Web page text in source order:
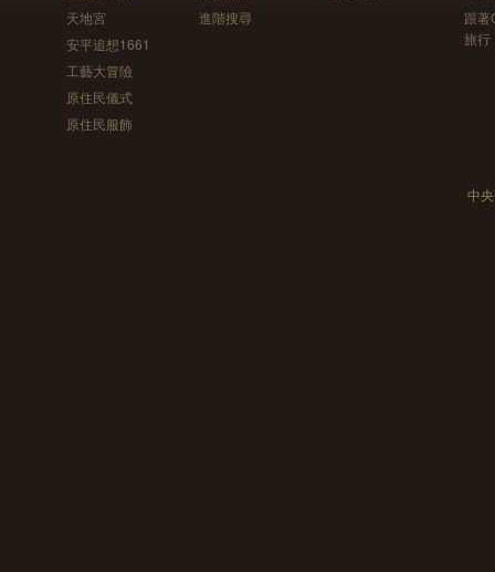
天地宮
安平追想1661
工藝大冒險
原住民儀式
原住民服飾
進階搜尋
跟
旅行
中